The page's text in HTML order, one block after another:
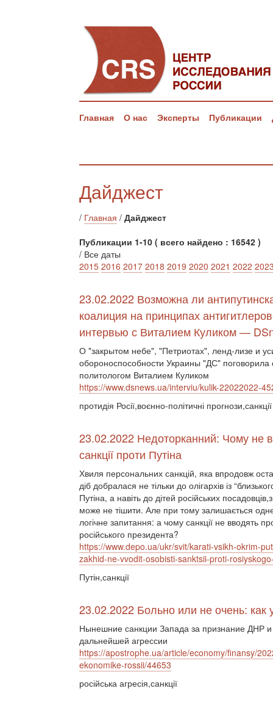
Главная О нас Эксперты Публикации
Дайджест
/ Главная / Дайджест
Публикации 1-10 ( всего найдено : 16542 )
/ Все даты
2015 2016 2017 2018 2019 2020 2021 2022
23.02.2022 Возможна ли
коалиция на принципах
интервью с Виталием Куликом —
О "закрытом небе", "Петриотах", ленд-лизе и
обороноспособности Украины "ДС" поговорила
политологом Виталием Куликом
https://www.dsnews.ua/interviu/kulik-22022022-
протидія Росії,воєнно-політичні прогнози,санкції
23.02.2022 Недоторканний: Чому не
санкції проти Путіна
Хвиля персональних санкцій, яка впродовж
діб добралася не тільки до олігархів із
Путіна, а навіть до дітей російських
може не тішити. Але при тому залишається
логічне запитання: а чому санкції не вводять
російського президента?
https://www.depo.ua/ukr/svit/karati-vsikh-okrim-
zakhid-ne-vvodit-osobisti-sanktsii-proti-
Путін,санкції
23.02.2022 Больно или не очень: как
Нынешние санкции Запада за признание ДНР
дальнейшей агрессии
https://apostrophe.ua/article/economy/finansy/
ekonomike-rossii/44653
російська агресія,санкції